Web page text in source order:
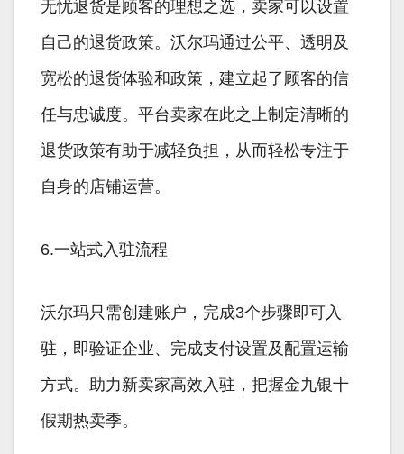
无忧退货是顾客的理想之选，卖家可以设置
自己的退货政策。沃尔玛通过公平、透明及
宽松的退货体验和政策，建立起了顾客的信
任与忠诚度。平台卖家在此之上制定清晰的
退货政策有助于减轻负担，从而轻松专注于
自身的店铺运营。
6.一站式入驻流程
沃尔玛只需创建账户，完成3个步骤即可入
驻，即验证企业、完成支付设置及配置运输
方式。助力新卖家高效入驻，把握金九银十
假期热卖季。